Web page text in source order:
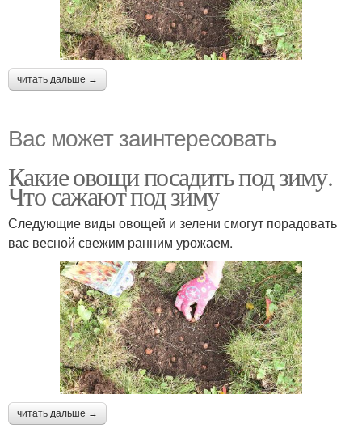
читать дальше →
Вас может заинтересовать
Какие овощи посадить под зиму.
Что сажают под зиму
Следующие виды овощей и зелени смогут порадовать
вас весной свежим ранним урожаем.
читать дальше →